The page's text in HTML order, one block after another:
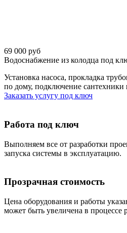
69 000 руб
Водоснабжение из колодца под
Установка насоса, прокладка
по дому, подключение
Заказать услугу под ключ
Работа под ключ
Выполняем все от разработки
запуска системы в эксплуатацию.
Прозрачная стоимость
Цена оборудования и работы
может быть увеличена в процессе